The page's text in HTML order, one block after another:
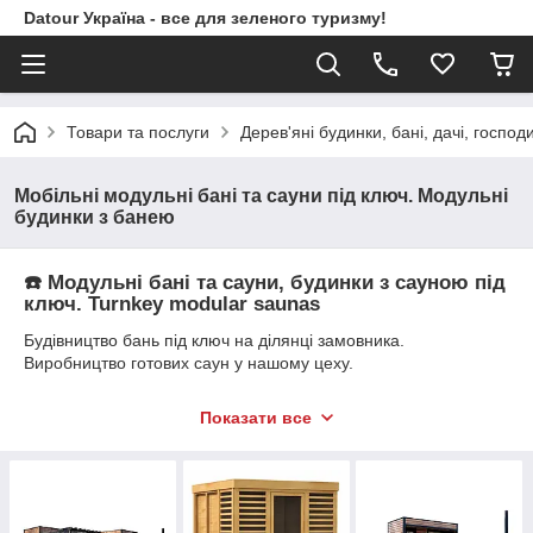
Datour Україна - все для зеленого туризму!
Товари та послуги Дерев'яні будинки, бані, дачі,
Мобільні модульні бані та сауни під ключ. Модульні
будинки з банею
☎️ Модульні бані та сауни, будинки з сауною під
ключ. Turnkey modular saunas
Будівництво бань під ключ на ділянці замовника.
Виробництво готових саун у нашому цеху.
сауною під ключ на об'єкті Замовника або готових модульних
транспортом. Експорт модульних саун та бань: митні
послуги, оформлення всіх сертифікатів: сертифікат Євро 1
Показати все